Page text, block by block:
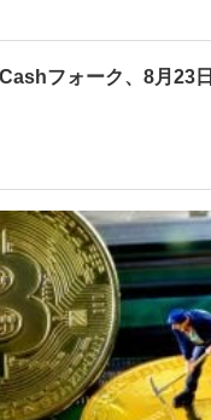
フォーク、8月23日